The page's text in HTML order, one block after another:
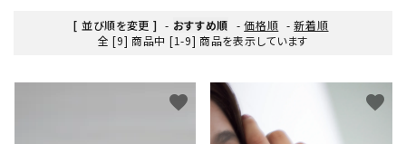
[ 並び順を変更 ] - おすすめ順 -価格順 -新着順
全 [9] 商品中 [1-9] 商品を表示しています
favorite favorite